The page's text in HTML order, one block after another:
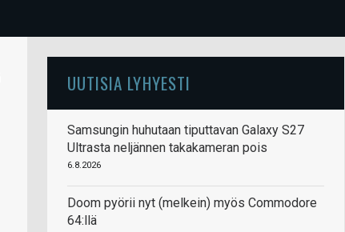
UUTISIA LYHYESTI
Samsungin huhutaan tiputtavan Galaxy S27
Ultrasta neljännen takakameran pois
6.8.2026
Doom pyörii nyt (melkein) myös Commodore
64:llä